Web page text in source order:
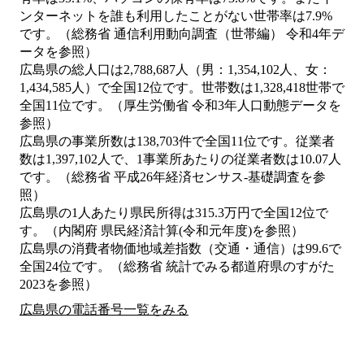
ンターネットを誰も利用したことがない世帯率は7.9%
です。（総務省 通信利用動向調査（世帯編） 令和4年デ
ータを参照）
広島県の総人口は2,788,687人（男：1,354,102人、女：
1,434,585人）で全国12位です。世帯数は1,328,418世帯で
全国11位です。（厚生労働省 令和3年人口動態データを
参照）
広島県の事業所数は138,703件で全国11位です。従業者
数は1,397,102人で、1事業所あたりの従業者数は10.07人
です。（総務省 平成26年経済センサス‐基礎調査を参
照）
広島県の1人あたり県民所得は315.3万円で全国12位で
す。（内閣府 県民経済計算(令和元年度)を参照）
広島県の消費者物価地域差指数（交通・通信）は99.6で
全国24位です。（総務省 統計でみる都道府県のすがた
2023を参照）
広島県の電話番号一覧をみる